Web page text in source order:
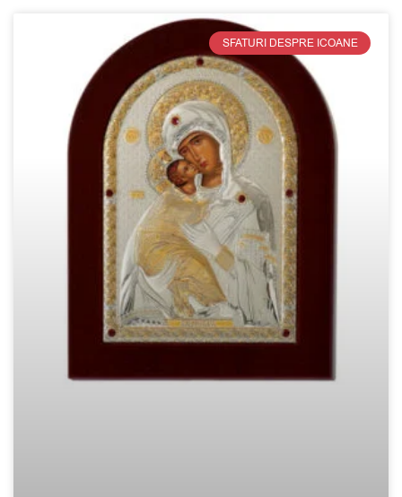
SFATURI DESPRE ICOANE